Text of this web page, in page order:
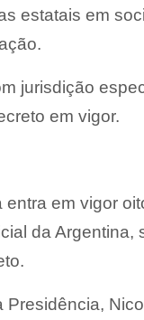
estatais em
jurisdição
em vigor.
em vigor
da Argentina,